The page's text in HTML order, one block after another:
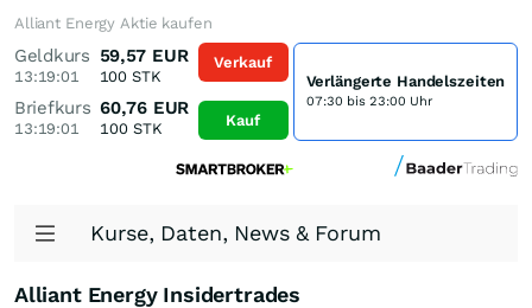
Alliant Energy Aktie kaufen
Geldkurs
13:19:01
59,57 EUR
100 STK
Briefkurs
13:19:01
60,76 EUR
100STK
Verkauf
Kauf
Verlängerte Handelszeiten
07:30 bis 23:00 Uhr
Kurse, Daten, News & Forum
Alliant Energy Insidertrades